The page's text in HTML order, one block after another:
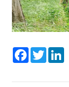
Facebook
Twitter